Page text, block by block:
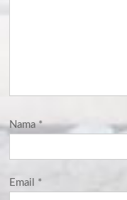
Nama*
Email *